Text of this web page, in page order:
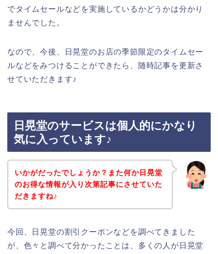
でタイムセールなどを実施しているかどうかは分かり
ませんでした。
なので、今後、日晃堂のお店の季節限定のタイムセー
ルなどをみつけることができたら、随時記事を更新さ
せていただきます♪
日晃堂のサービスは個人的にかなり
気に入っています♪
いかがだったでしょうか？また何か日晃堂
のお得な情報が入り次第記事にさせていた
だきますね♪
今回、日晃堂の割引クーポンなどを調べてきました
が、色々と調べて分かったことは、多くの人が日晃堂